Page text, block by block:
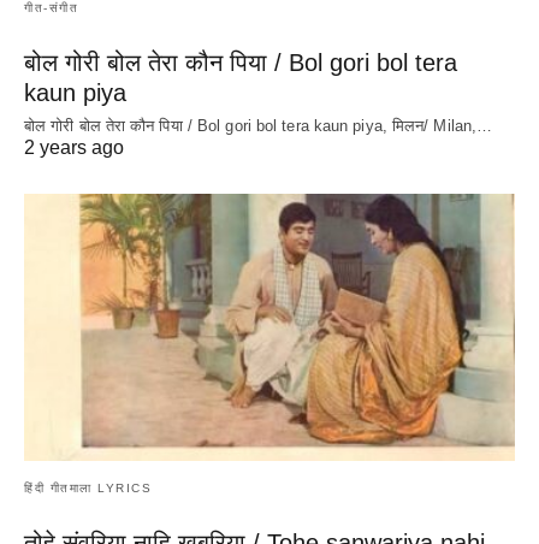
गीत-संगीत
बोल गोरी बोल तेरा कौन पिया / Bol gori bol tera
kaun piya
बोल गोरी बोल तेरा कौन पिया / Bol gori bol tera kaun piya, मिलन/ Milan,…
2 years ago
हिंदी गीतमाला LYRICS